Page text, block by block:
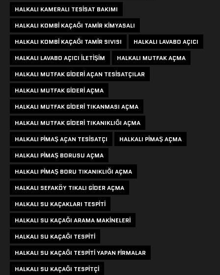
HALKALI KAMERALI TESISAT BAKIMI
HALKALI KOMBI KAÇAĞI TAMIR KIMYASALI
HALKALI KOMBI KAÇAĞI TAMIR SIVISI
HALKALI LAVABO AÇICI
HALKALI LAVABO AÇICI ILETIŞIM
HALKALI MUTFAK AÇMA
HALKALI MUTFAK GIDERI AÇAN TESISATÇILAR
HALKALI MUTFAK GIDERI AÇMA
HALKALI MUTFAK GIDERI TIKANMASI AÇMA
HALKALI MUTFAK GIDERI TIKANIKLIĞI AÇMA
HALKALI PIMAŞ AÇAN TESISATÇI
HALKALI PIMAŞ AÇMA
HALKALI PIMAŞ BORUSU AÇMA
HALKALI PIMAŞ BORU TIKANIKLIĞI AÇMA
HALKALI SEFAKÖY TIKALI GIDER AÇMA
HALKALI SU KAÇAKLARI TESPITI
HALKALI SU KAÇAĞI ARAMA MAKINELERI
HALKALI SU KAÇAĞI TESPITI
HALKALI SU KAÇAĞI TESPITI YAPAN FIRMALAR
HALKALI SU KAÇAĞI TESPITÇI